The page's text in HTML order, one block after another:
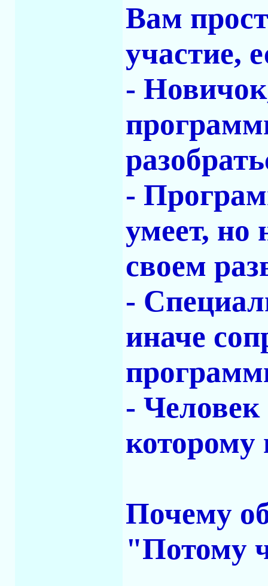
Вам
участие,
-
-
умеет, но
своем
-
иначе
-
которому
Почему
"Потому